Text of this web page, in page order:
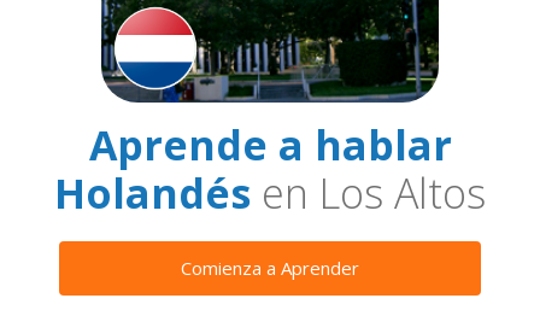
Aprende a hablar
Holandés en Los Altos
Comienza a Aprender